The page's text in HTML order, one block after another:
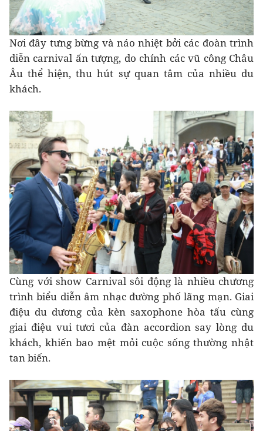
Nơi đây tưng bừng và náo nhiệt bởi các đoàn trình
diễn carnival ấn tượng, do chính các vũ công Châu
Âu thể hiện, thu hút sự quan tâm của nhiều du
khách.
Cùng với show Carnival sôi động là nhiều chương
trình biểu diễn âm nhạc đường phố lãng mạn. Giai
điệu du dương của kèn saxophone hòa tấu cùng
giai điệu vui tươi của đàn accordion say lòng du
khách, khiến bao mệt mỏi cuộc sống thường nhật
tan biến.